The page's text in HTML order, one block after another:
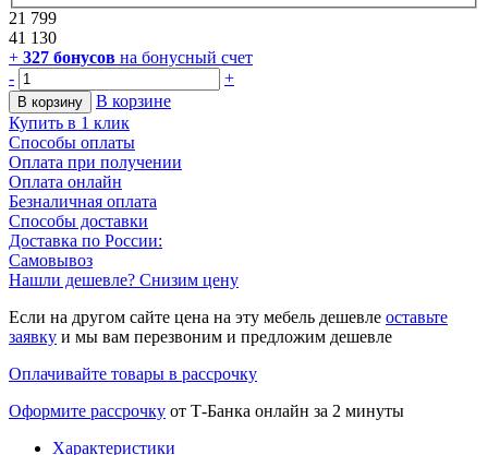
21 799
41 130
+ 327 бонусов на бонусный счет
-
+
В корзину
В корзине
Купить в 1 клик
Способы оплаты
Оплата при получении
Оплата онлайн
Безналичная оплата
Способы доставки
Доставка по России:
Самовывоз
Нашли дешевле? Снизим цену
Если на другом сайте цена на эту мебель дешевле оставьте
заявку и мы вам перезвоним и предложим дешевле
Оплачивайте товары в рассрочку
Оформите рассрочку от Т-Банка онлайн за 2 минуты
Характеристики